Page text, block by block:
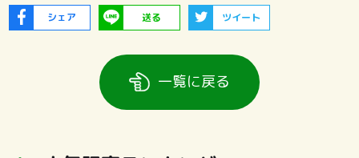
シェア 送る ツイート
一覧に戻る